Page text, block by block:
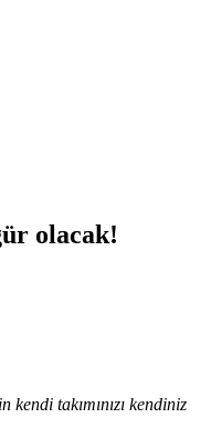
olacak!
takımınızı kendiniz